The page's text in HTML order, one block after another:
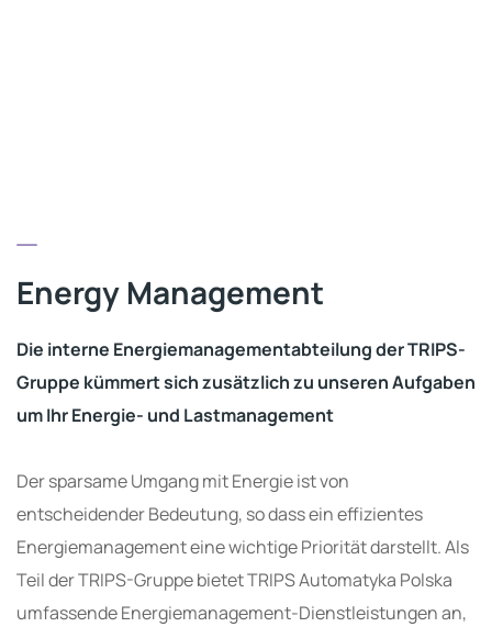
Energy Management
Die interne Energiemanagementabteilung der TRIPS-
Gruppe kümmert sich zusätzlich zu unseren Aufgaben
um Ihr Energie- und Lastmanagement
Der sparsame Umgang mit Energie ist von
entscheidender Bedeutung, so dass ein effizientes
Energiemanagement eine wichtige Priorität darstellt. Als
Teil der TRIPS-Gruppe bietet TRIPS Automatyka Polska
umfassende Energiemanagement-Dienstleistungen an,